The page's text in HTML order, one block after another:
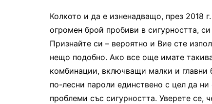
Колкото и да е изненадващо, през 2018
огромен брой пробиви в сигурността,
Признайте си – вероятно и Вие сте
нещо подобно. Ако все още имате
комбинации, включващи малки и главни
по-лесни пароли единствено с цел да
проблеми със сигурността. Уверете се,